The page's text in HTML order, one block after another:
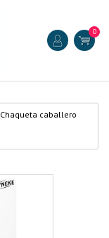
0
Chaqueta caballero